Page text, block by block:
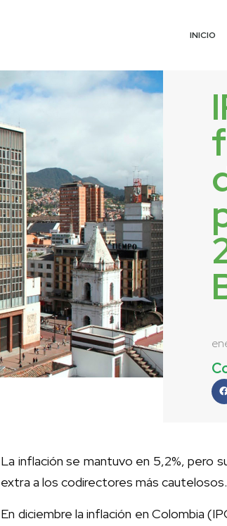
INICIO
La inflación se mantuvo en 5,2%, pero
extra a los codirectores más cautelosos.
En diciembre la inflación en Colombia